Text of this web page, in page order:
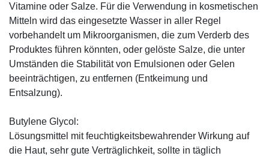
Vitamine oder Salze. Für die Verwendung in kosmetischen
Mitteln wird das eingesetzte Wasser in aller Regel
vorbehandelt um Mikroorganismen, die zum Verderb des
Produktes führen könnten, oder gelöste Salze, die unter
Umständen die Stabilität von Emulsionen oder Gelen
beeinträchtigen, zu entfernen (Entkeimung und
Entsalzung).
Butylene Glycol:
Lösungsmittel mit feuchtigkeitsbewahrender Wirkung auf
die Haut, sehr gute Verträglichkeit, sollte in täglich